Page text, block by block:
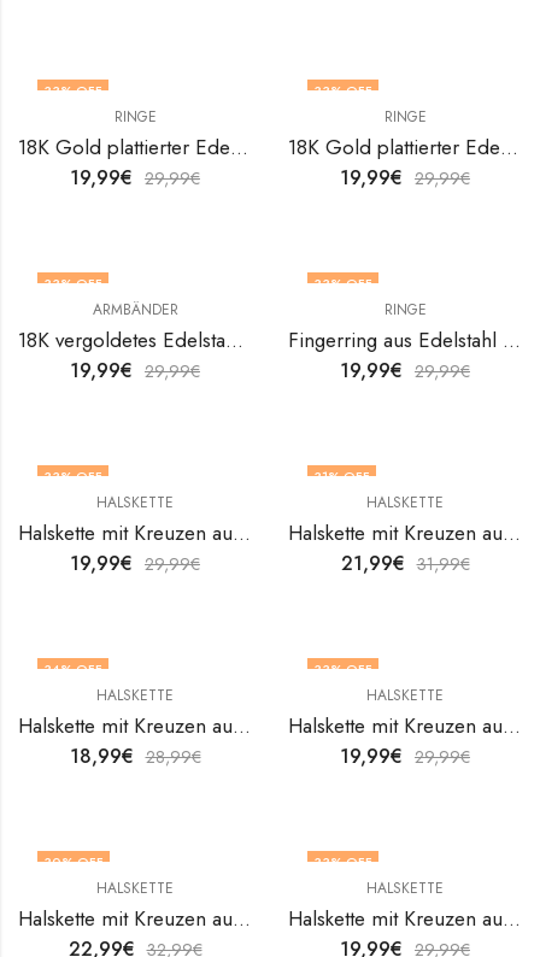
33% OFF
RINGE
18K Gold plattierter Edelstahl Kreuze Fingerring von V&F Jewelers
19,99€ 29,99€
33% OFF
OUT OF STOCK
RINGE
18K Gold plattierter Edelstahl Kreuze Fingerring von V&F Jewelers
19,99€ 29,99€
33% OFF
ARMBÄNDER
18K vergoldetes Edelstahlarmband Crosses von V&F Jewelers
19,99€ 29,99€
33% OFF
OUT OF STOCK
RINGE
Fingerring aus Edelstahl von V&F Jewelers
19,99€ 29,99€
33% OFF
HALSKETTE
Halskette mit Kreuzen aus 18K vergoldetem Edelstahl von V&F Jewelers
19,99€ 29,99€
31% OFF
HALSKETTE
Halskette mit Kreuzen aus 18K vergoldetem Edelstahl von V&F Jewelers
21,99€ 31,99€
34% OFF
HALSKETTE
Halskette mit Kreuzen aus 18K vergoldetem Edelstahl von V&F Jewelers
18,99€ 28,99€
33% OFF
HALSKETTE
Halskette mit Kreuzen aus 18K vergoldetem Edelstahl von V&F Jewelers
19,99€ 29,99€
30% OFF
HALSKETTE
Halskette mit Kreuzen aus 18K vergoldetem Edelstahl von V&F Jewelers
22,99€ 32,99€
33% OFF
HALSKETTE
Halskette mit Kreuzen aus 18K vergoldetem Edelstahl von V&F Jewelers
19,99€ 29,99€